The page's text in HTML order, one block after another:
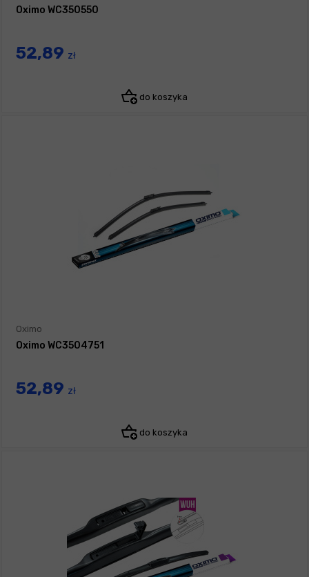
Oximo WC350550
52,89 zł
do koszyka
Oximo
Oximo WC3504751
52,89 zł
do koszyka